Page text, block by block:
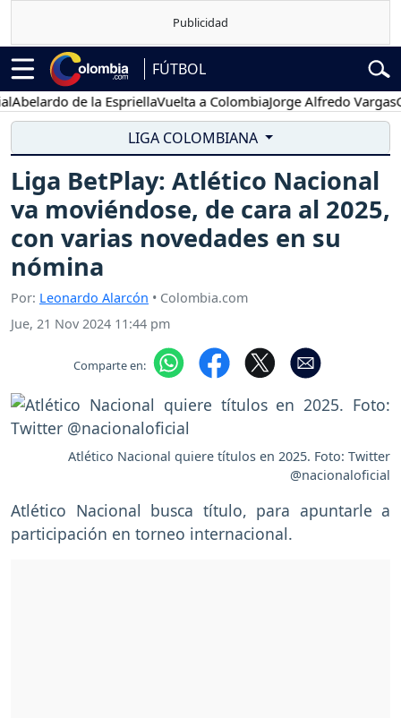
FÚTBOL
de la EspriellaVuelta a ColombiaJorge Alfredo Vargas
LIGA COLOMBIANA
Liga BetPlay: Atlético Nacional
va moviéndose, de cara al 2025,
con varias novedades en su
nómina
Por: Leonardo Alarcón • Colombia.com
Jue, 21 Nov 2024 11:44 pm
Comparte en:
Atlético Nacional quiere títulos en 2025. Foto: Twitter
@nacionaloficial
Atlético Nacional busca título, para apuntarle a
participación en torneo internacional.